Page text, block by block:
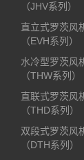
（JHV系列）
直立式罗茨风
（EVH系列）
水冷型罗茨风
（THW系列）
直联式罗茨风
（THD系列）
双段式罗茨风
（DTH系列）